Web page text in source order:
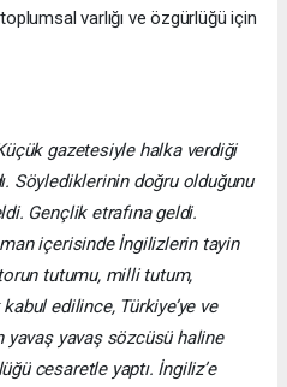
varlığı ve özgürlüğü için
gazetesiyle halka verdiği
Söylediklerinin doğru olduğunu
Gençlik etrafına geldi.
içerisinde İngilizlerin tayin
tutumu, milli tutum,
edilince, Türkiye’ye ve
yavaş yavaş sözcüsü haline
cesaretle yaptı. İngiliz’e